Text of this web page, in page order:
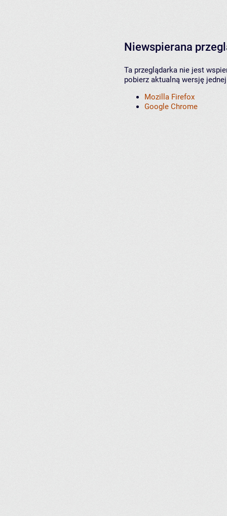
Niewspierana
Ta przeglądarka nie jest
pobierz aktualną wersję
Mozilla Firefox
Google Chrome